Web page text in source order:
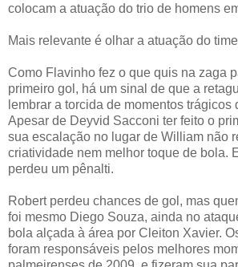
colocam a atuação do trio de homens
Mais relevante é olhar a atuação do
Como Flavinho fez o que quis na zaga
primeiro gol, há um sinal de que a
lembrar a torcida de momentos trágicos
Apesar de Deyvid Sacconi ter feito o
sua escalação no lugar de William não
criatividade nem melhor toque de bola.
perdeu um pênalti.
Robert perdeu chances de gol, mas
foi mesmo Diego Souza, ainda no
bola alçada à área por Cleiton Xavier.
foram responsáveis pelos melhores